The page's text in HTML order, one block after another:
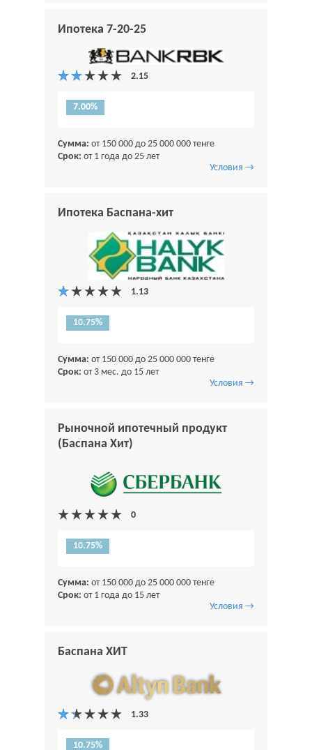
Ипотека 7-20-25
7.00%
Сумма: от 150 000 до 25 000 000 тенге
Срок: от 1 года до 25 лет
Условия →
Ипотека Баспана-хит
10.75%
Сумма: от 150 000 до 25 000 000 тенге
Срок: от 3 мес. до 15 лет
Условия →
Рыночной ипотечный продукт
(Баспана Хит)
10.75%
Сумма: от 150 000 до 25 000 000 тенге
Срок: от 1 года до 15 лет
Условия →
Баспана ХИТ
10.75%